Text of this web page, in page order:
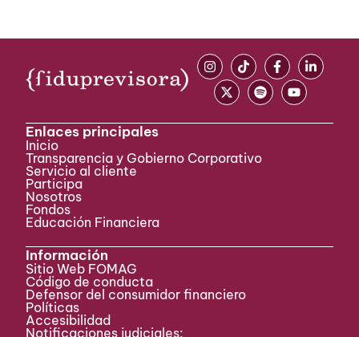
Enlaces principales
Inicio
Transparencia y Gobierno Corporativo
Servicio al cliente
Participa ​
Nosotros
Fondos
Educación Financiera
Información
Sitio Web FOMAG
Código de conducta
Defensor del consumidor financiero
Políticas
Accesibilidad
Notificaciones judiciales: